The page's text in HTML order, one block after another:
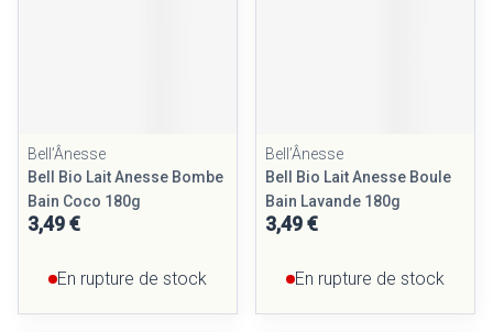
Bell’Ânesse
Bell Bio Lait Anesse Bombe
Bain Coco 180g
3,49 €
En rupture de stock
Bell’Ânesse
Bell Bio Lait Anesse Boule
Bain Lavande 180g
3,49 €
En rupture de stock